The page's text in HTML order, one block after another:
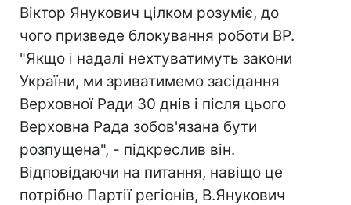
Віктор Янукович цілком розуміє, до
чого призведе блокування роботи ВР.
"Якщо і надалі нехтуватимуть закони
України, ми зриватимемо засідання
Верховної Ради 30 днів і після цього
Верховна Рада зобов'язана бути
розпущена", - підкреслив він.
Відповідаючи на питання, навіщо це
потрібно Партії регіонів, В.Янукович